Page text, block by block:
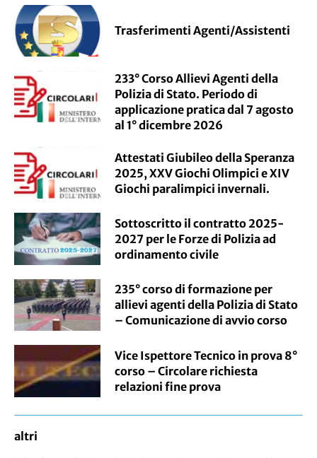
Trasferimenti Agenti/Assistenti
233° Corso Allievi Agenti della
Polizia di Stato. Periodo di
applicazione pratica dal 7 agosto
al 1° dicembre 2026
Attestati Giubileo della Speranza
2025, XXV Giochi Olimpici e XIV
Giochi paralimpici invernali.
Sottoscritto il contratto 2025-
2027 per le Forze di Polizia ad
ordinamento civile
235° corso di formazione per
allievi agenti della Polizia di Stato
– Comunicazione di avvio corso
Vice Ispettore Tecnico in prova 8°
corso – Circolare richiesta
relazioni fine prova
altri